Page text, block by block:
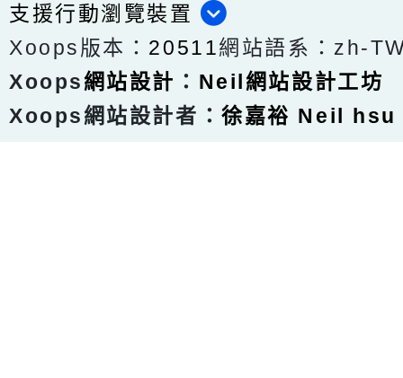
支援行動瀏覽裝置
Xoops版本： 20511網站語系：zh-
Xoops網站設計 ： Neil網站設計工坊
Xoops網站設計者：徐嘉裕 Neil hsu